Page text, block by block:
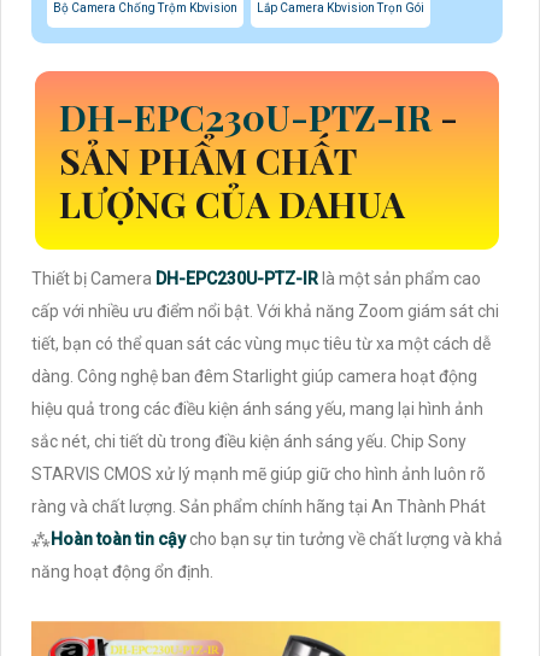
Bộ Camera Chống Trộm Kbvision Lắp Camera Kbvision Trọn Gói
DH-EPC230U-PTZ-IR -
SẢN PHẨM CHẤT
LƯỢNG CỦA DAHUA
Thiết bị Camera DH-EPC230U-PTZ-IR là một sản phẩm cao
cấp với nhiều ưu điểm nổi bật. Với khả năng Zoom giám sát chi
tiết, bạn có thể quan sát các vùng mục tiêu từ xa một cách dễ
dàng. Công nghệ ban đêm Starlight giúp camera hoạt động
hiệu quả trong các điều kiện ánh sáng yếu, mang lại hình ảnh
sắc nét, chi tiết dù trong điều kiện ánh sáng yếu. Chip Sony
STARVIS CMOS xử lý mạnh mẽ giúp giữ cho hình ảnh luôn rõ
ràng và chất lượng. Sản phẩm chính hãng tại An Thành Phát
⁂Hoàn toàn tin cậycho bạn sự tin tưởng về chất lượng và khả
năng hoạt động ổn định.